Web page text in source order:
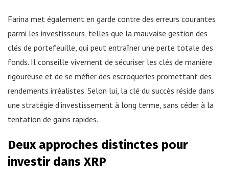
Farina met également en garde contre des erreurs courantes
parmi les investisseurs, telles que la mauvaise gestion des
clés de portefeuille, qui peut entraîner une perte totale des
fonds. Il conseille vivement de sécuriser les clés de manière
rigoureuse et de se méfier des escroqueries promettant des
rendements irréalistes. Selon lui, la clé du succès réside dans
une stratégie d’investissement à long terme, sans céder à la
tentation de gains rapides.
Deux approches distinctes pour
investir dans XRP